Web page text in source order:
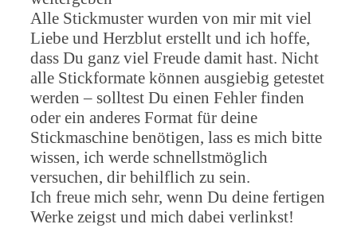
Alle Stickmuster wurden von mir mit viel
Liebe und Herzblut erstellt und ich hoffe,
dass Du ganz viel Freude damit hast. Nicht
alle Stickformate können ausgiebig getestet
werden – solltest Du einen Fehler finden
oder ein anderes Format für deine
Stickmaschine benötigen, lass es mich bitte
wissen, ich werde schnellstmöglich
versuchen, dir behilflich zu sein.
Ich freue mich sehr, wenn Du deine fertigen
Werke zeigst und mich dabei verlinkst!